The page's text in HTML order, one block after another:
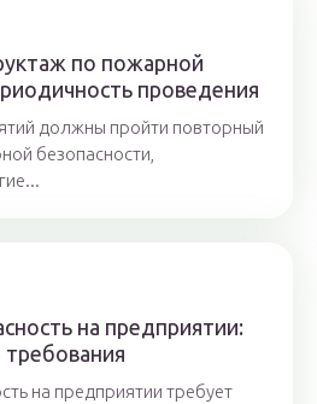
по пожарной
проведения
должны пройти повторный
безопасности,
на предприятии:
требования
на предприятии требует